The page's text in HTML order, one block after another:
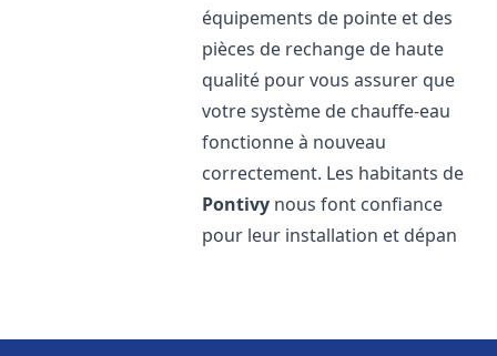
équipements de pointe et des
pièces de rechange de haute
qualité pour vous assurer que
votre système de chauffe-eau
fonctionne à nouveau
correctement. Les habitants de
Pontivy nous font confiance
pour leur installation et dépan